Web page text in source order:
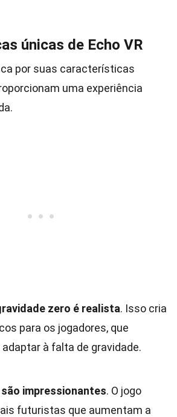
únicas de Echo VR
por suas características
uma experiência
zero é realista. Isso cria
para os jogadores, que
à falta de gravidade.
impressionantes. O jogo
futuristas que aumentam a